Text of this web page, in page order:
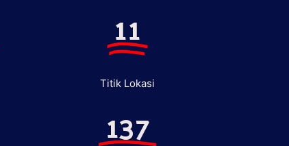
11
Titik Lokasi
137